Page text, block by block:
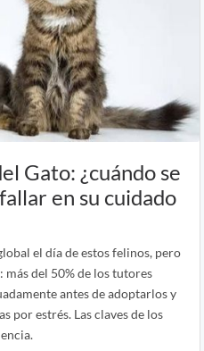
Gato: ¿cuándo se
en su cuidado
el día de estos felinos, pero
más del 50% de los tutores
antes de adoptarlos y
por estrés. Las claves de los